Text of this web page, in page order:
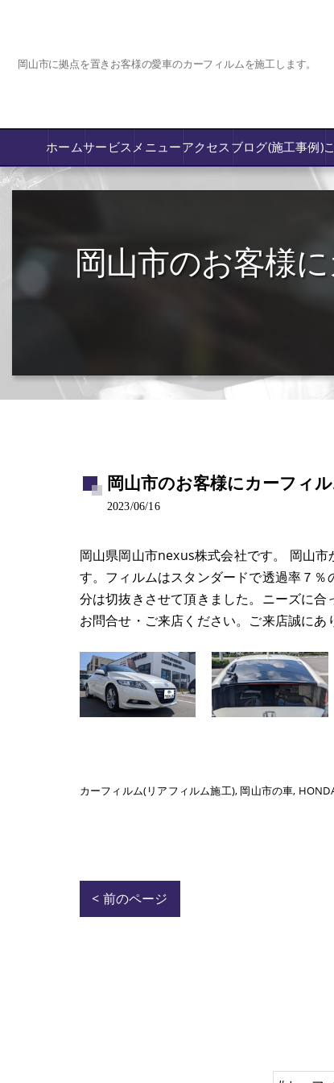
岡山市に拠点を置きお客様の愛車のカーフィルムを施工します。
ホームサービス メニュー
フロントガラス飛び石傷/補修修理
カー用品取付･車販売･買取(ﾄﾞﾗﾚｺ･ﾅ
アクセス ブログ(施工事例)
岡山市のお客様
岡山市のお客様にカーフィ
2023/06/16
岡山県岡山市nexus株式会社です。 岡山
す。フィルムはスタンダードで透過率７
分は切抜きさせて頂きました。ニーズに
お問合せ・ご来店ください。ご来店誠にあ
カーフィルム(リアフィルム施工) 岡山市の車
< 前のページ